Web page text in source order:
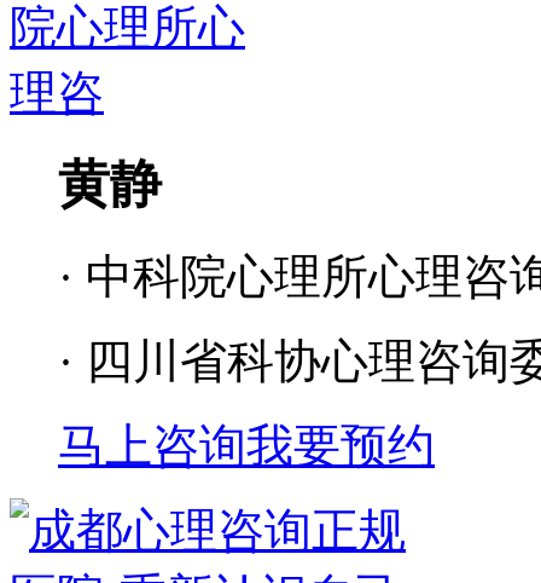
黄静
· 中科院心理所心理咨
· 四川省科协心理咨询
马上咨询我要预约